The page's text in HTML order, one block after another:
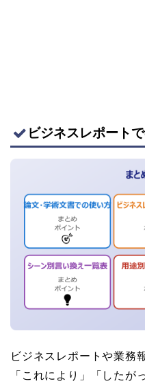
ビジネスレポート
ビジネスレポートや業務
「これにより」「したが